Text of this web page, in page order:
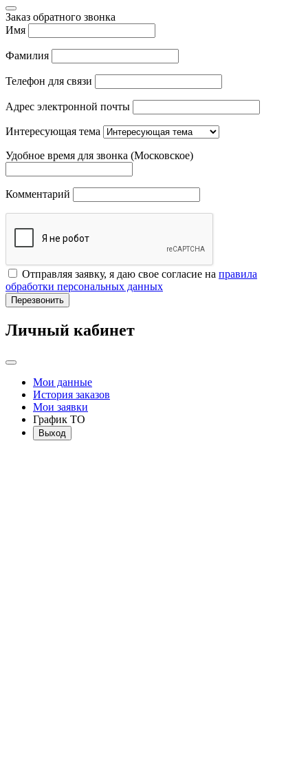
Заказ обратного звонка
Имя
Фамилия
Телефон для связи
Адрес электронной почты
Интересующая тема
Удобное время для звонка (Московское)
Комментарий
Отправляя заявку, я даю свое согласие на правила
обработки персональных данных
Перезвонить
Личный кабинет
Мои данные
История заказов
Мои заявки
График ТО
Выход